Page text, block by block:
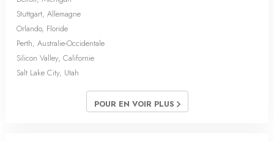
Stuttgart, Allemagne
Orlando, Floride
Perth, Australie-Occidentale
Silicon Valley, Californie
Salt Lake City, Utah
POUR EN VOIR PLUS